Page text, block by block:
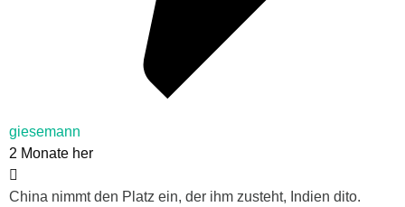
giesemann
2 Monate her
China nimmt den Platz ein, der ihm zusteht, Indien dito.